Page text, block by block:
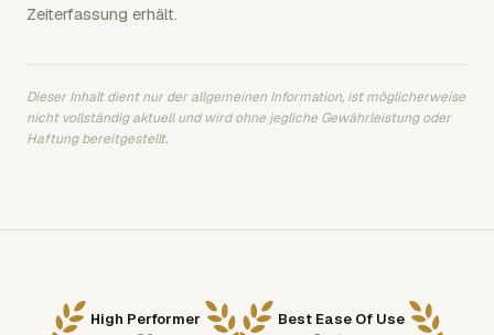
Zeiterfassung erhält.
Dieser Inhalt dient nur der allgemeinen Information, ist möglicherweise
nicht vollständig aktuell und wird ohne jegliche Gewährleistung oder
Haftung bereitgestellt.
High Performer Best Ease Of Use